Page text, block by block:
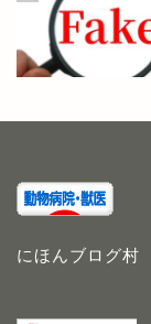
にほんブログ村